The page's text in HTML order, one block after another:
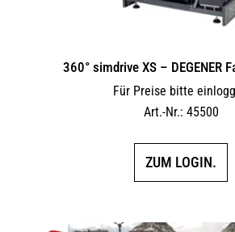
360° simdrive XS – DEGENER
Für Preise bitte
Art.-Nr.: 45500
ZUM LOGIN.